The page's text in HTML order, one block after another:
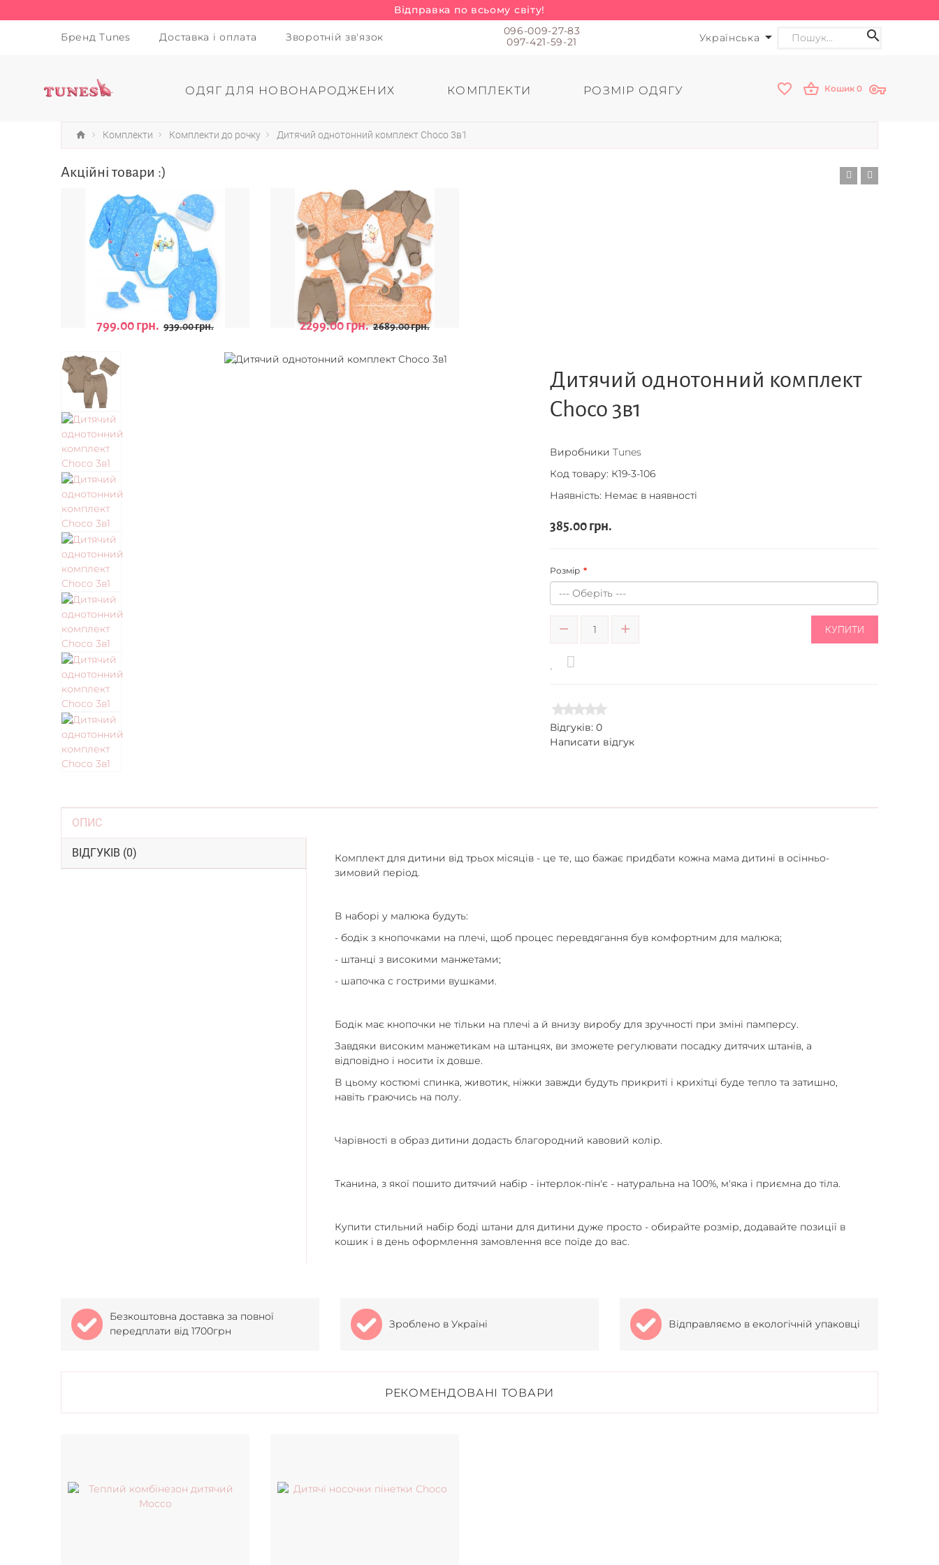
Відправка по всьому світу!
Бренд Tunes Доставка і оплата Зворотній зв'язок Українська
096-009-27-83
097-421-59-21
ОДЯГ ДЛЯ НОВОНАРОДЖЕНИХ КОМПЛЕКТИ РОЗМІР ОДЯГУ Кошик 0
Комплекти Комплекти до рочку Дитячий однотонний комплект Choco 3в1
Акційні товари :)
799.00 грн. 939.00 грн. 2299.00 грн. 2689.00 грн.
Дитячий однотонний комплект
Choco 3в1
Виробники Tunes
Код товару: К19-3-106
Наявність: Немає в наявності
385.00 грн.
Розмір
КУПИТИ
Відгуків: 0
Написати відгук
ОПИС
ВІДГУКІВ (0)
Комплект для дитини від трьох місяців - це те, що бажає придбати кожна мама дитині в осінньо-
зимовий період.
В наборі у малюка будуть:
- бодік з кнопочками на плечі, щоб процес перевдягання був комфортним для малюка;
- штанці з високими манжетами;
- шапочка с гострими вушками.
Бодік має кнопочки не тільки на плечі а й внизу виробу для зручності при зміні памперсу.
Завдяки високим манжетикам на штанцях, ви зможете регулювати посадку дитячих штанів, а
відповідно і носити їх довше.
В цьому костюмі спинка, животик, ніжки завжди будуть прикриті і крихітці буде тепло та затишно,
навіть граючись на полу.
Чарівності в образ дитини додасть благородний кавовий колір.
Тканина, з якої пошито дитячий набір - інтерлок-пін'є - натуральна на 100%, м'яка і приємна до тіла.
Купити стильний набір боді штани для дитини дуже просто - обирайте розмір, додавайте позиції в
кошик і в день оформлення замовлення все поїде до вас.
Безкоштовна доставка за повної
передплати від 1700грн
Зроблено в Україні Відправляємо в екологічній упаковці
РЕКОМЕНДОВАНІ ТОВАРИ